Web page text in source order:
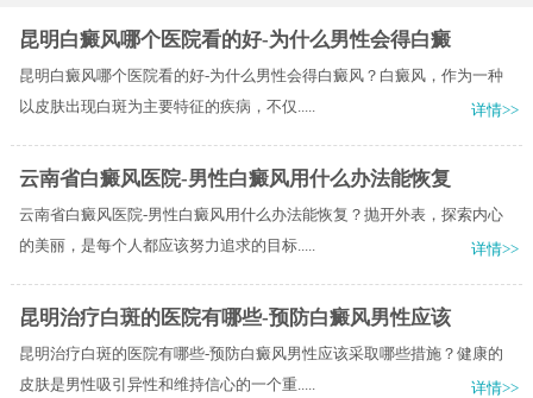
昆明白癜风哪个医院看的好-为什么男性会得白癜
昆明白癜风哪个医院看的好-为什么男性会得白癜风？白癜风，作为一种
以皮肤出现白斑为主要特征的疾病，不仅.....
详情>>
云南省白癜风医院-男性白癜风用什么办法能恢复
云南省白癜风医院-男性白癜风用什么办法能恢复？抛开外表，探索内心
的美丽，是每个人都应该努力追求的目标.....
详情>>
昆明治疗白斑的医院有哪些-预防白癜风男性应该
昆明治疗白斑的医院有哪些-预防白癜风男性应该采取哪些措施？健康的
皮肤是男性吸引异性和维持信心的一个重.....
详情>>